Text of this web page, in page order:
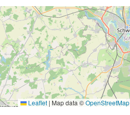
Leaflet | Map data ©OpenStreetMap